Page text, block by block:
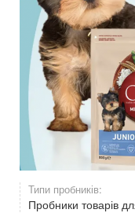
Типи пробників:
Пробники товарів